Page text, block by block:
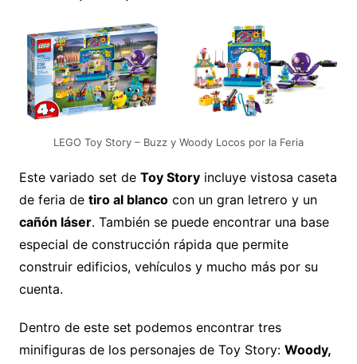
LEGO Toy Story – Buzz y Woody Locos por la Feria
Este variado set de Toy Storyincluye vistosa caseta
de feria de tiro al blancocon un gran letrero y un
cañón láser. También se puede encontrar una base
especial de construcción rápida que permite
construir edificios, vehículos y mucho más por su
cuenta.
Dentro de este set podemos encontrar tres
minifiguras de los personajes de Toy Story: Woody,